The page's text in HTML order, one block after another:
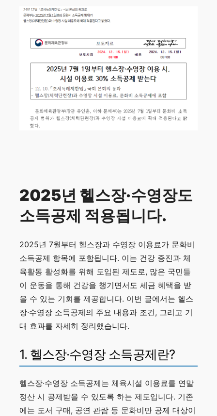
2025년 헬스장·수영장도
소득공제 적용됩니다.
2025년 7월부터 헬스장과 수영장 이용료가 문화비
소득공제 항목에 포함됩니다. 이는 건강 증진과 체
육활동 활성화를 위해 도입된 제도로, 많은 국민들
이 운동을 통해 건강을 챙기면서도 세금 혜택을 받
을 수 있는 기회를 제공합니다. 이번 글에서는 헬스
장·수영장 소득공제의 주요 내용과 조건, 그리고 기
대 효과를 자세히 정리했습니다.
1. 헬스장·수영장 소득공제란?
헬스장·수영장 소득공제는 체육시설 이용료를 연말
정산 시 공제받을 수 있도록 하는 제도입니다. 기존
에는 도서 구매, 공연 관람 등 문화비만 공제 대상이